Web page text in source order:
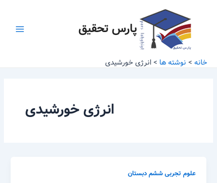
پارس تحقیق
خانه نوشته ها انرژی خورشیدی
انرژی خورشیدی
علوم تجربی ششم دبستان